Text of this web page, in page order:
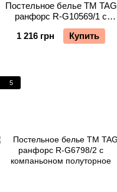
Постельное белье TM TAG
ранфорс R-G10569/1 с
компаньоном полуторное
1 216 грн
Купить
5